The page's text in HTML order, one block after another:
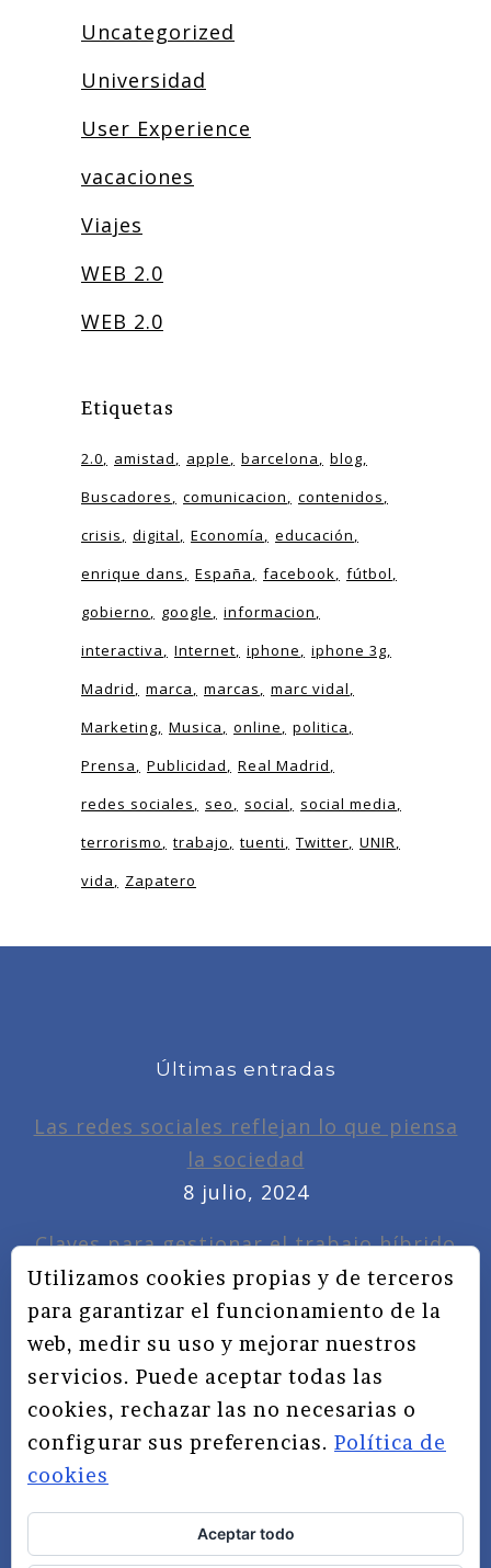
Uncategorized
Universidad
User Experience
vacaciones
Viajes
WEB 2.0
WEB 2.0
Etiquetas
2.0 amistad apple barcelona
blog
Buscadores
comunicacion
contenidos
crisis
digital Economía
educación
enrique dans
España facebook
fútbol
gobierno
google
informacion
interactiva
Internet iphone
iphone 3g
Madrid
marca marcas
marc vidal
Marketing
Musica online
politica
Prensa
Publicidad
Real Madrid
redes sociales
seo social
social media
terrorismo
trabajo tuenti Twitter
UNIR
vida
Zapatero
Últimas entradas
Las redes sociales reflejan lo que piensa
la sociedad
8 julio, 2024
Claves para gestionar el trabajo híbrido
7 noviembre, 2022
Privacidad, redes sociales y educación
3 septiembre, 2019
TÉRMINOS Y CONDICIONES
Utilizamos cookies propias y de terceros
para garantizar el funcionamiento de la
web, medir su uso y mejorar nuestros
servicios. Puede aceptar todas las
cookies, rechazar las no necesarias o
configurar sus preferencias. Política de
cookies
Aceptar todo